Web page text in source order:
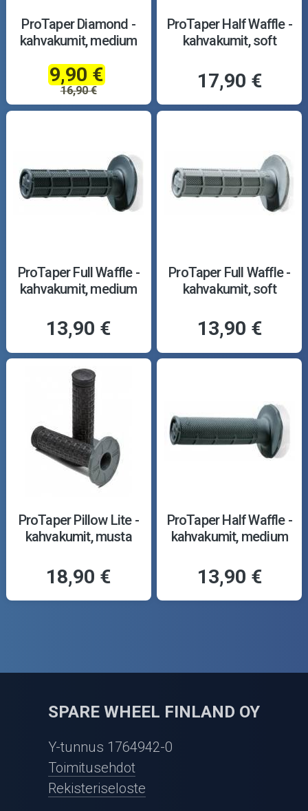
ProTaper Diamond -
kahvakumit, medium
9,90 €
16,90 €
ProTaper Half Waffle -
kahvakumit, soft
17,90 €
ProTaper Full Waffle -
kahvakumit, medium
13,90 €
ProTaper Full Waffle -
kahvakumit, soft
13,90 €
ProTaper Pillow Lite -
kahvakumit, musta
18,90 €
ProTaper Half Waffle -
kahvakumit, medium
13,90 €
SPARE WHEEL FINLAND OY
Y-tunnus 1764942-0
Toimitusehdot
Rekisteriseloste